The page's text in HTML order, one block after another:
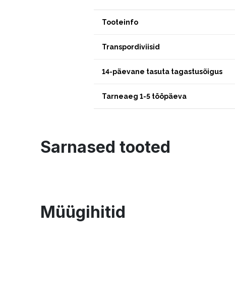
Tooteinfo
Transpordiviisid
14-päevane tasuta tagastusõigus
Tarneaeg 1-5 tööpäeva
Sarnased tooted
Müügihitid